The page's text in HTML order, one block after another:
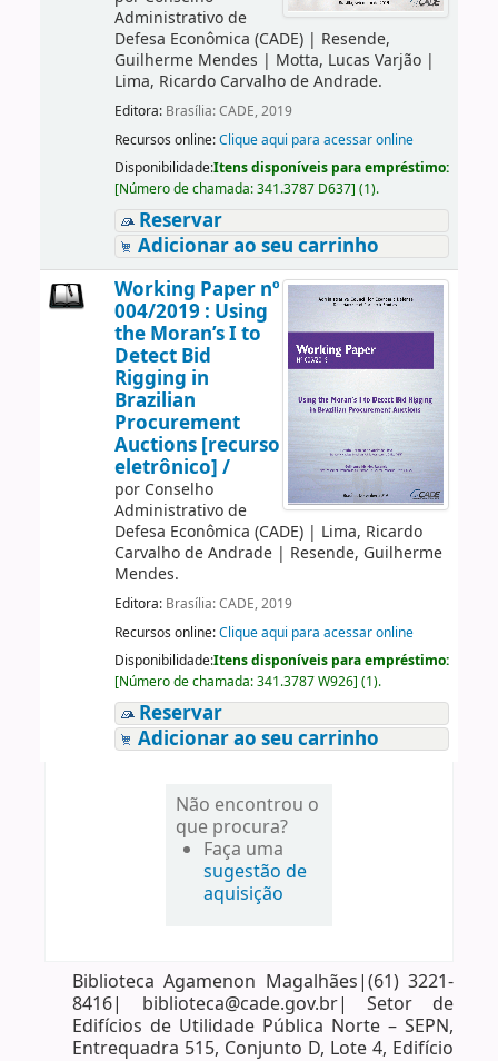
Administrativo de
Defesa Econômica (CADE)| Resende,
Guilherme Mendes | Motta, Lucas Varjão|
Lima, Ricardo Carvalho de Andrade.
Editora: Brasília: CADE, 2019
Recursos online:Clique aqui para acessar online
Disponibilidade:Itens disponíveis para empréstimo:
[Número de chamada:341.3787 D637] (1).
Reservar
Adicionar ao seu carrinho
Working Paper nº
004/2019 : Using
the Moran’s I to
Detect Bid
Rigging in
Brazilian
Procurement
Auctions [recurso
eletrônico] /
por Conselho
Administrativo de
Defesa Econômica (CADE)| Lima, Ricardo
Carvalho de Andrade| Resende, Guilherme
Mendes.
Editora: Brasília: CADE, 2019
Recursos online:Clique aqui para acessar online
Disponibilidade:Itens disponíveis para empréstimo:
[Número de chamada:341.3787 W926] (1).
Reservar
Adicionar ao seu carrinho
Não encontrou o
que procura?
Faça uma
sugestão de
aquisição
Biblioteca Agamenon Magalhães|(61) 3221-
8416| biblioteca@cade.gov.br| Setor de
Edifícios de Utilidade Pública Norte – SEPN,
Entrequadra 515, Conjunto D, Lote 4, Edifício